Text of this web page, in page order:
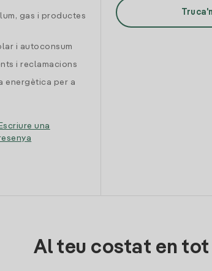
gas i productes
i autoconsum
i reclamacions
energètica per a
Escriure una
Al teu costat en